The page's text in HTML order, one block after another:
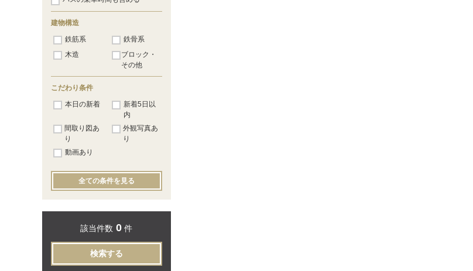
建物構造
鉄筋系
鉄骨系
木造
ブロック・
その他
こだわり条件
本日の新着
新着5日以
内
間取り図あ
り
外観写真あ
り
動画あり
全ての条件を見る
該当件数 0 件
検索する